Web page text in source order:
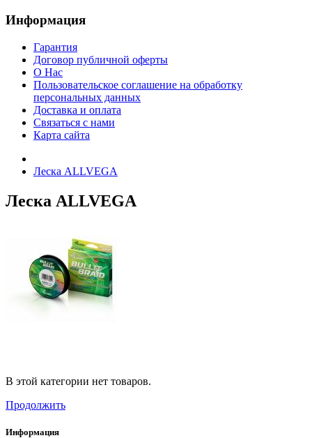
Информация
Гарантия
Договор публичной оферты
О Нас
Пользовательское соглашение на обработку
персональных данных
Доставка и оплата
Связаться с нами
Карта сайта
Леска ALLVEGA
Леска ALLVEGA
В этой категории нет товаров.
Продолжить
Информация